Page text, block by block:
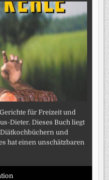
für Freizeit und
Dieter. Dieses Buch liegt
und
hat einen unschätzbaren